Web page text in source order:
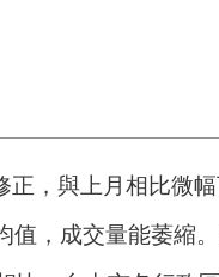
，與上月相比微
值，成交量能萎縮